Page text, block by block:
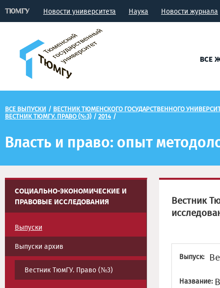
Новости университета Наука Новости журнала
ВСЕ
ВСЕ ВЫПУСКИ / ВЕСТНИК ТЮМЕНСКОГО ГОСУДАРСТВЕННОГО
ВЕСТНИК ТЮМГУ. ПРАВО (№3) / 2014 /
Власть и право: опыт
СОЦИАЛЬНО-ЭКОНОМИЧЕСКИЕ И
ПРАВОВЫЕ ИССЛЕДОВАНИЯ
Выпуски
Выпуски архив
Вестник ТюмГУ. Право (№3)
Вестник
Выпуск:
Название: